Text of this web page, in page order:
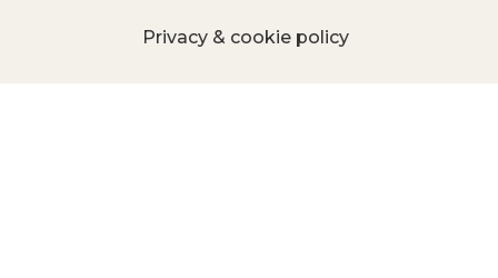
Privacy & cookie policy